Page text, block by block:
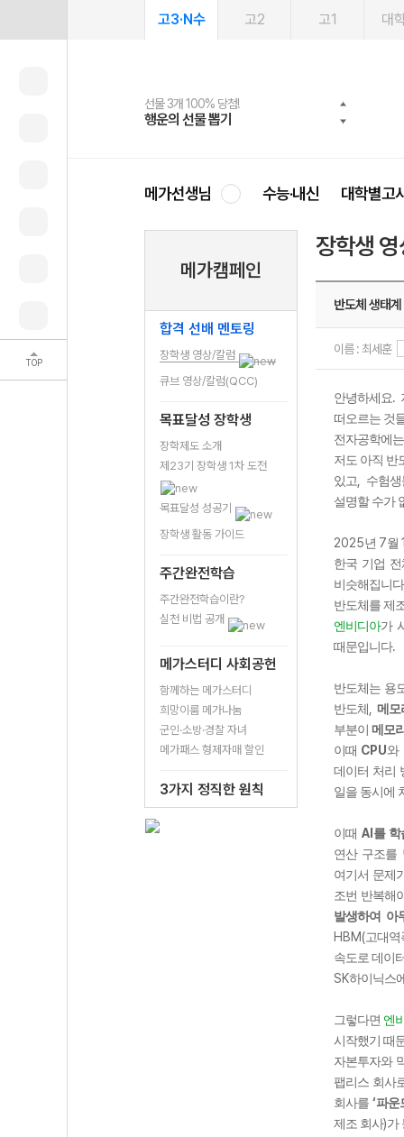
TOP
고3·N수 고2 고1 대
선물 3개 100% 당첨!
행운의 선물 뽑기
선물 100% 증정!
메가스터디 X 올리브
여름방학 스터디 캐시백
메가런 썸머스쿨
2027 러셀 단과
강사 공개선발
스마트러닝앱
설문 EVENT
메가패스
3일 무료 체험권
메가패스 수강생 무료혜택!
메가클럽 멤버십
사회공헌 캠페인
희망이룸 메가나눔
메가선생님 수능·내신 대학별고
메가캠페인
합격 선배 멘토링
장학생 영상/칼럼
큐브 영상/칼럼(QCC)
목표달성 장학생
장학제도 소개
제23기 장학생 1차 도전
목표달성 성공기
장학생 활동 가이드
주간완전학습
주간완전학습이란?
실천 비법 공개
메가스터디 사회공헌
함께하는 메가스터디
희망이룸 메가나눔
군인·소방·경찰 자녀
메가패스 형제자매 할인
3가지 정직한 원칙
장학생
반도체 생태
이름 : 최세훈
안녕하세요.
떠오르는 것
전자공학에
저도 아직 반
있고
수험
설명할 수가
2025년 7월
한국 기업
비슷해집니다
반도체를 제
엔비디아가
때문입니다.
반도체는 용
반도체
,메모
부분이메모
이때 CPU와
데이터 처리
일을 동시에
이때 AI 를
연산 구조를
여기서 문제
조번 반복해
발생하여 아
HBM(고대역
속도로 데이
SK하이닉스
그렇다면 엔
시작했기 때
자본투자와
팹리스 회사
회사를 ‘파운
제조 회사)가